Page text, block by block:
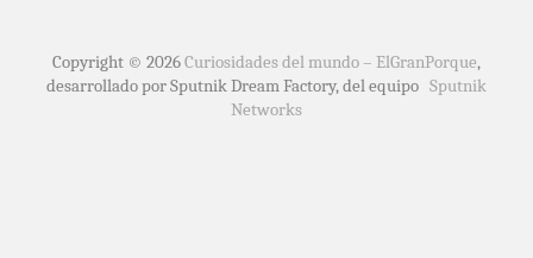
Copyright © 2026Curiosidades del mundo – ElGranPorque,
desarrollado por Sputnik Dream Factory, del equipo Sputnik
Networks